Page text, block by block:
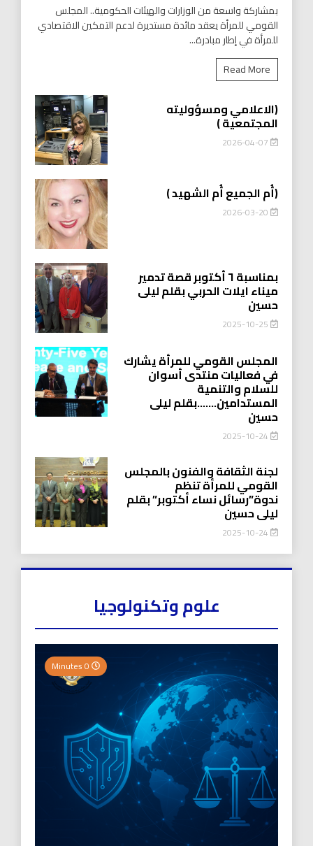
بمشاركة واسعة من الوزارات والهيئات الحكومية.. المجلس
القومي للمرأة يعقد مائدة مستديرة لدعم التمكين الاقتصادي
للمرأة في إطار مبادرة...
Read More
(الاعلامي ومسؤوليته
المجتمعية )
2026-04-07
(أُم الجميع أُم الشهيد )
2026-03-20
بمناسبة ٦ أكتوبر قصة تدمير
ميناء ايلات الحربي بقلم ليلى
حسين
2025-10-25
المجلس القومي للمرأة يشارك
في فعاليات منتدى أسوان
للسلام والتنمية
المستدامين…….بقلم ليلى
حسين
2025-10-24
لجنة الثقافة والفنون بالمجلس
القومي للمرأة تنظم
ندوة”رسائل نساء أكتوبر” بقلم
ليلى حسين
2025-10-24
علوم وتكنولوجيا